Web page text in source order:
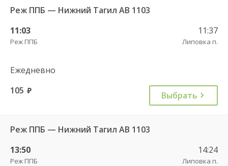
Реж ППБ — Нижний Тагил АВ 1103
11:03
Реж ППБ
11:37
Липовка п.
Ежедневно
105 руб. Выбрать
Реж ППБ — Нижний Тагил АВ 1103
13:50
Реж ППБ
14:24
Липовка п.